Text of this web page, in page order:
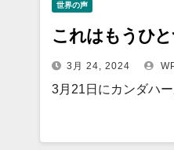
世界の声
これはもうひと
3月 24, 2024
3月21日にカンダハ